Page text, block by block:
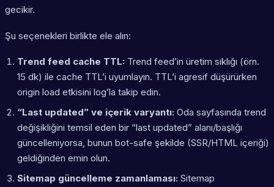
gecikir.
Şu seçenekleri birlikte ele alın:
Trend feed cache TTL: Trend feed’in üretim sıklığı (örn.
15 dk) ile cache TTL’i uyumlayın. TTL’i agresif düşürürken
origin load etkisini log’la takip edin.
“Last updated” ve içerik varyantı: Oda sayfasında trend
değişikliğini temsil eden bir “last updated” alanı/başlığı
güncelleniyorsa, bunun bot-safe şekilde (SSR/HTML içeriği)
geldiğinden emin olun.
Sitemap güncelleme zamanlaması: Sitemap